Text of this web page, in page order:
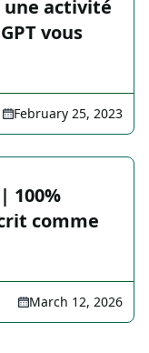
une activité
vous
February 25, 2023
100%
comme
March 12, 2026